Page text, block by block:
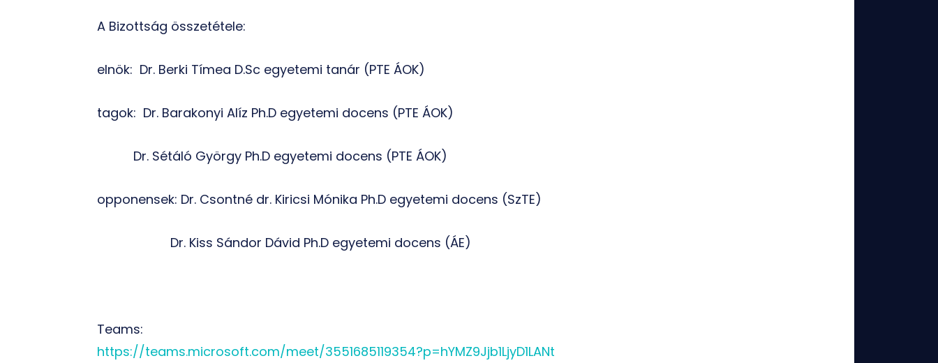
A Bizottság összetétele:
elnök: Dr. Berki Tímea D.Sc egyetemi tanár (PTE ÁOK)
tagok: Dr. Barakonyi Alíz Ph.D egyetemi docens (PTE ÁOK)
Dr. Sétáló György Ph.D egyetemi docens (PTE ÁOK)
opponensek: Dr. Csontné dr. Kiricsi Mónika Ph.D egyetemi docens (SzTE)
Dr. Kiss Sándor Dávid Ph.D egyetemi docens (ÁE)
Teams:
https://teams.microsoft.com/meet/3551685119354?p=hYMZ9Jjb1LjyD1LANt